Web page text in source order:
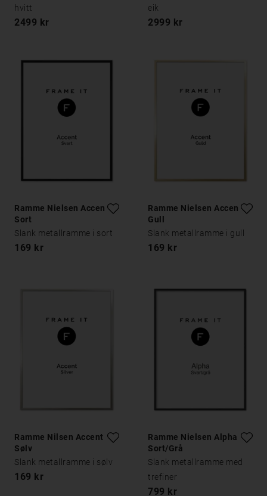
hvitt
2499 kr
eik
2999 kr
Ramme Nielsen Accent
Sort
Slank metallramme i sort
169 kr
Ramme Nielsen Accent
Gull
Slank metallramme i gull
169 kr
Ramme Nilsen Accent
Sølv
Slank metallramme i sølv
169 kr
Ramme Nielsen Alpha
Sort/Grå
Slank metallramme med
trefiner
799 kr